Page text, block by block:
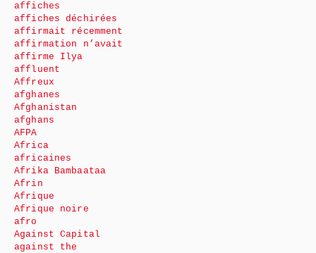
affiches
affiches déchirées
affirmait récemment
affirmation n’avait
affirme Ilya
affluent
Affreux
afghanes
Afghanistan
afghans
AFPA
Africa
africaines
Afrika Bambaataa
Afrin
Afrique
Afrique noire
afro
Against Capital
against the